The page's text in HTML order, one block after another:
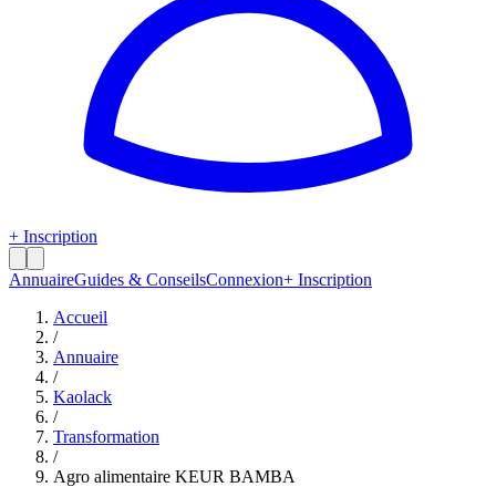
+ Inscription
AnnuaireGuides & ConseilsConnexion+ Inscription
Accueil
/
Annuaire
/
Kaolack
/
Transformation
/
Agro alimentaire KEUR BAMBA